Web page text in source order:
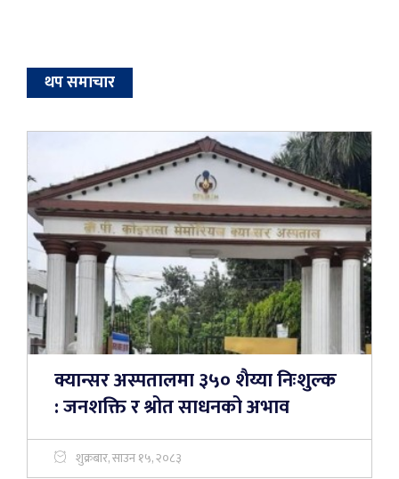
थप समाचार
क्यान्सर अस्पतालमा ३५० शैय्या निःशुल्क
: जनशक्ति र श्रोत साधनको अभाव
शुक्रबार, साउन १५, २०८३